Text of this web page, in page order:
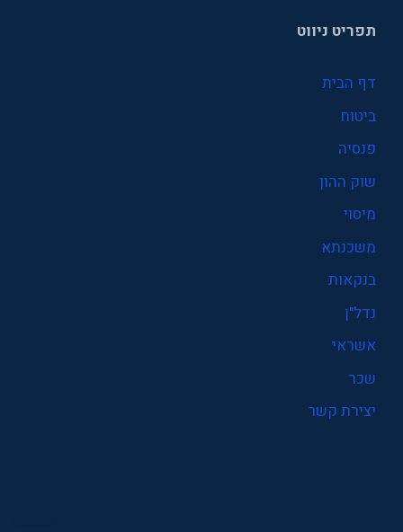
תפריט ניווט
דף הבית
ביטוח
פנסיה
שוק ההון
מיסוי
משכנתא
בנקאות
נדל"ן
אשראי
שכר
יצירת קשר